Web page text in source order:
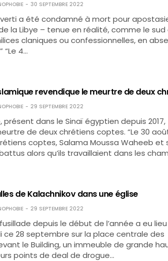
30 SEPTEMBRE 2022
a été condamné à mort pour
la Libye – tenue en réalité, comme le sud
claniques ou confessionnelles, en
“Le 4…
revendique le meurtre de deux
29 SEPTEMBRE 2022
présent dans le Sinaï égyptien depuis 2017,
de deux chrétiens coptes. “Le 30
coptes, Salama Moussa Waheeb et
alors qu’ils travaillaient dans les
de Kalachnikov dans une église
29 SEPTEMBRE 2022
depuis le début de l’année a eu
ce 28 septembre sur la place centrale des
le Building, un immeuble de grande
points de deal de drogue…